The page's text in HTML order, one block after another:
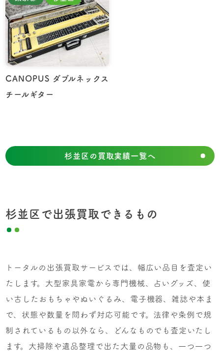
CANOPUS ダブルネックス
チールギター
杉並区の買取実績一覧へ
杉並区で出張買取できるもの
トータルの出張買取サービスでは、幅広い品目を査定い
たします。大型家具家電から専門機械、占いグッズ、使
い古したおもちゃやぬいぐるみ、電子機器、雑誌や本ま
で、状態や数量を問わず対応可能です。法律や条例で規
制されているもの以外なら、どんなものでも査定いたし
ます。大掃除や遺品整理で出た大量の品物も、一つ一つ